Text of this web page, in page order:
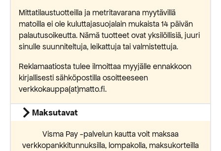
Mittatilaustuotteilla ja metritavarana myytävillä
matoilla ei ole kuluttajasuojalain mukaista 14 päivän
palautusoikeutta. Nämä tuotteet ovat yksilöllisiä, juuri
sinulle suunniteltuja, leikattuja tai valmistettuja.
Reklamaatiosta tulee ilmoittaa myyjälle ennakkoon
kirjallisesti sähköpostilla osoitteeseen
verkkokauppa(at)matto.fi.
Maksutavat
Visma Pay -palvelun kautta voit maksaa
verkkopankkitunnuksilla, lompakolla, maksukorteilla